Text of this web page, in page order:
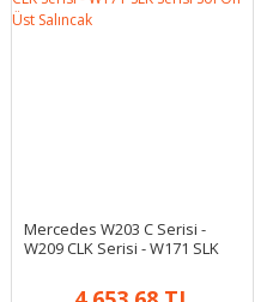
Mercedes W203 C Serisi -
W209 CLK Serisi - W171 SLK